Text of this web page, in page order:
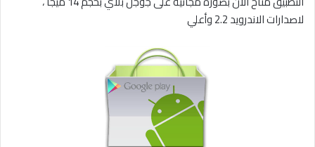
لاصدارات الاندرويد 2.2 وأعلي